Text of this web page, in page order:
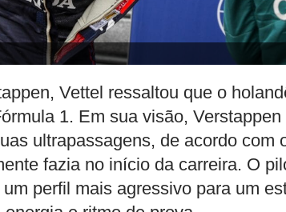
Vettel ressaltou que o
1. Em sua visão,
ultrapassagens, de acordo com
fazia no início da carreira. O
perfil mais agressivo para um